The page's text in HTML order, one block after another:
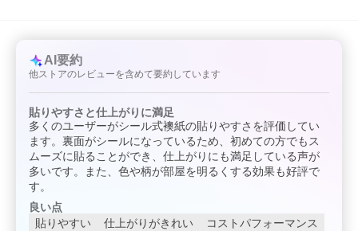
AI要約
他ストアのレビューを含めて要約しています
貼りやすさと仕上がりに満足
多くのユーザーがシール式襖紙の貼りやすさを評価してい
ます。裏面がシールになっているため、初めての方でもス
ムーズに貼ることができ、仕上がりにも満足している声が
多いです。また、色や柄が部屋を明るくする効果も好評で
す。
良い点
貼りやすい
仕上がりがきれい
コストパフォーマンス